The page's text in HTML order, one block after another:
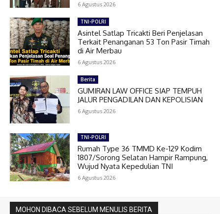
6 Agustus 2026
TNI-POLRI
Asintel Satlap Tricakti Beri Penjelasan
Terkait Penanganan 53 Ton Pasir Timah
di Air Merbau
6 Agustus 2026
Berita
GUMIRAN LAW OFFICE SIAP TEMPUH
JALUR PENGADILAN DAN KEPOLISIAN
6 Agustus 2026
TNI-POLRI
Rumah Type 36 TMMD Ke-129 Kodim
1807/Sorong Selatan Hampir Rampung,
Wujud Nyata Kepedulian TNI
6 Agustus 2026
MOHON DIBACA SEBELUM MENULIS BERITA